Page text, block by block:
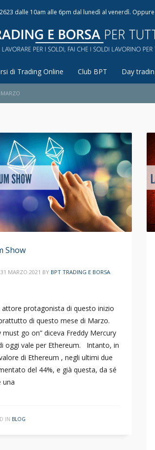
dalle 10am alle 6pm dal lunedì al venerdì.
di Trading Online Club BPT Day
MARZO
Show
MARZO 2021 BY BPT TRADING E BORSA
attore protagonista di questo inizio
di questo mese di Marzo.
must go on” diceva Freddy Mercury
oggi vale per Ethereum. Intanto, in
di Ethereum , negli ultimi due
del 44%, e già questa, da sé
una
IN BLOG